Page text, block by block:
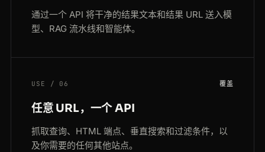
通过一个 API 将干净的结果文本和结果 URL 送入模
型、RAG 流水线和智能体。
USE / 06 覆盖
任意 URL，一个 API
抓取查询、HTML 端点、垂直搜索和过滤条件，以
及你需要的任何其他站点。